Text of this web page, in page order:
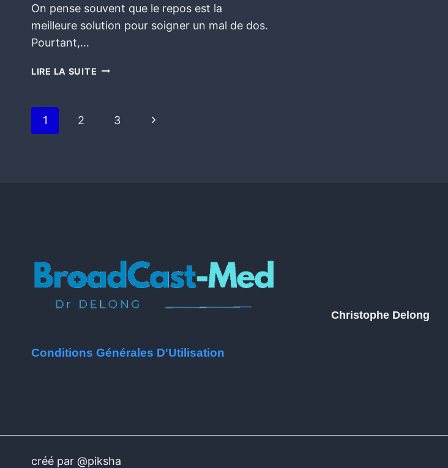
On pense souvent que le repos est la
meilleure solution pour soigner un mal de dos.
Pourtant,…
LIRE LA SUITE
1 2 3
Conditions Générales D'Utilisation
Christophe Delong
créé par @piksha